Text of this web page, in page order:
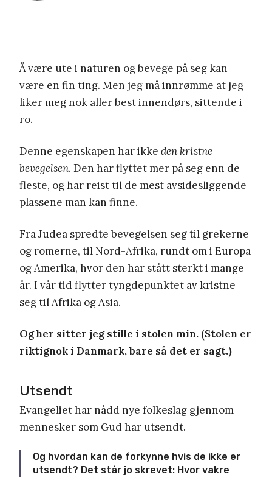
Å være ute i naturen og bevege på seg kan
være en fin ting. Men jeg må innrømme at jeg
liker meg nok aller best innendørs, sittende i
ro.
Denne egenskapen har ikke den kristne
bevegelsen. Den har flyttet mer på seg enn de
fleste, og har reist til de mest avsidesliggende
plassene man kan finne.
Fra Judea spredte bevegelsen seg til grekerne
og romerne, til Nord-Afrika, rundt om i Europa
og Amerika, hvor den har stått sterkt i mange
år. I vår tid flytter tyngdepunktet av kristne
seg til Afrika og Asia.
Og her sitter jeg stille i stolen min. (Stolen er
riktignok i Danmark, bare så det er sagt.)
Utsendt
Evangeliet har nådd nye folkeslag gjennom
mennesker som Gud har utsendt.
Og hvordan kan de forkynne hvis de ikke er
utsendt? Det står jo skrevet: Hvor vakre